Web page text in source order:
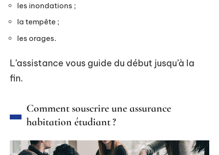
les inondations ;
la tempête ;
les orages.
L’assistance vous guide du début jusqu’à la
fin.
Comment souscrire une assurance
habitation étudiant ?